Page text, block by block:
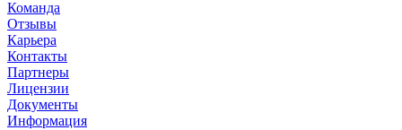
Команда
Отзывы
Карьера
Контакты
Партнеры
Лицензии
Документы
Информация